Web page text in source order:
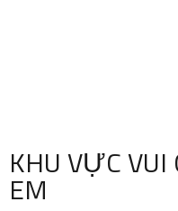
KHU VỰC
EM